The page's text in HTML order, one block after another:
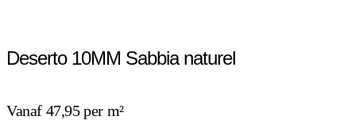
Deserto 10MM Sabbia naturel
Vanaf 47,95 per m²